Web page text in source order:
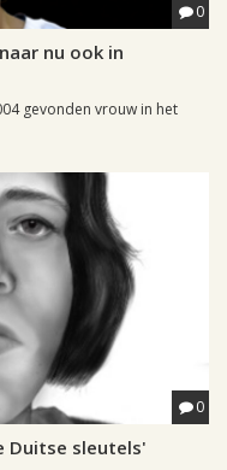
0
nu ook in
gevonden vrouw in het
0
Duitse sleutels'